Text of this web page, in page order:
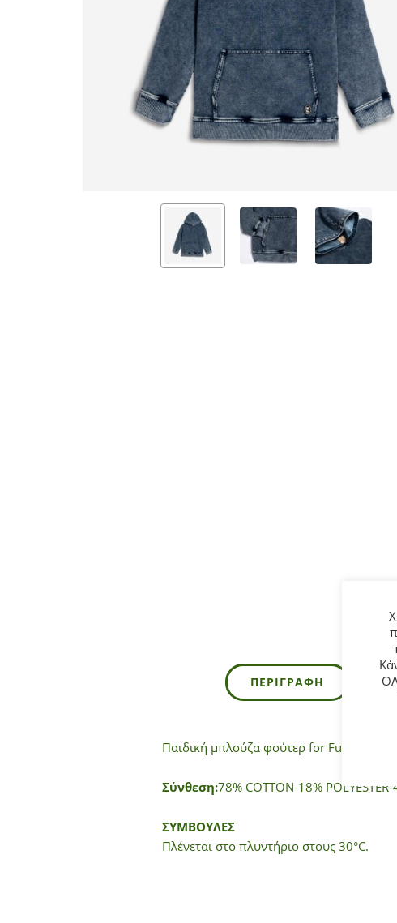
ΠΕΡΙΓΡΑΦΉ
Παιδική μπλούζα φούτερ for Funky kids
Σύνθεση:78% COTTON-18% POLYESTER-
ΣΥΜΒΟΥΛΕΣ
Πλένεται στο πλυντήριο στους 30°C.